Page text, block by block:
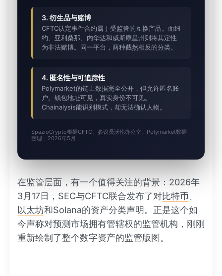
3. 衍生品与赌博
CFTC认定事件合约属于受监管的互换产品。而纽
约、亚利桑那、内华达和威斯康星州则将其定性
为非法赌博。同一平台，两种截然相反的分类。
4. 匿名性与可追踪性
Polymarket的链上数据完全公开，但允许匿名账
户。钱包地址可见，真实身份不可见。
Chainalysis能识别模式，却无法确认人物。
SpazioCrypto根据CFTC、参议员沃伦办公室、Polymarket数据
整理，2026年5月
在监管层面，有一个值得关注的背景：2026年
3月17日，SEC与CFTC联合发布了对比特币、
以太坊和Solana的资产分类声明。正是这个如
今声称对预测市场拥有管辖权的监管机构，刚刚
重新绘制了整个数字资产的监管版图。